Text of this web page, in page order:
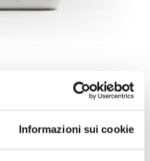
Informazioni sui cookie
BE Baby
ideale per la cura